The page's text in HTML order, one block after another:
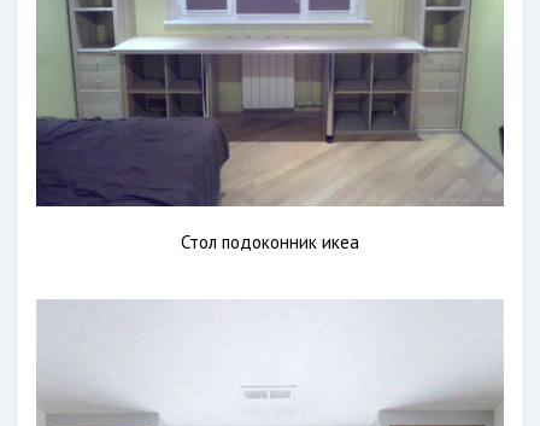
Стол подоконник икеа